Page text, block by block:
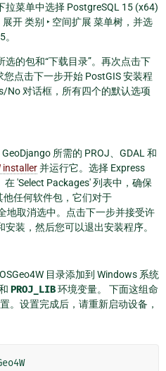
拉菜单中选择 PostgreSQL 15 (x64)
展开类别 ‣ 空间扩展 菜单树，并选
。
的包和“下载目录”。再次点击下
点击下一步开始 PostGIS 安装程
No 对话框，所有四个的默认选项
所需的 PROJ、GDAL 和
installer并运行它。选择 Express
'Select Packages' 列表中，确保
他任何软件包，它们对于
地取消选中。点击下一步并接受许
装，然后您可以退出安装程序。
目录添加到 Windows 系统
PROJ_LIB环境变量。 下面这组命
。设置完成后，请重新启动设备，